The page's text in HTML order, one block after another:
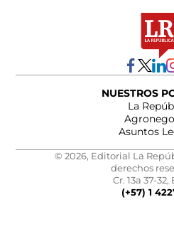
NUESTROS
La
Asuntos
© 2026, Editorial La
derechos
Cr. 13a 37-
(+57) 1